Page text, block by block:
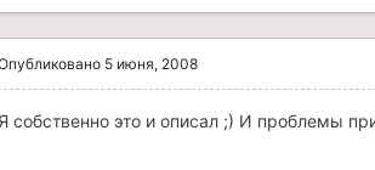
5 июня, 2008
Я собственно это и описал ;) И проблемы